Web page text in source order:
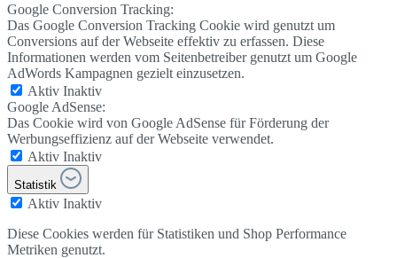
Google Conversion Tracking:
Das Google Conversion Tracking Cookie wird genutzt um
Conversions auf der Webseite effektiv zu erfassen. Diese
Informationen werden vom Seitenbetreiber genutzt um Google
AdWords Kampagnen gezielt einzusetzen.
Aktiv Inaktiv
Google AdSense:
Das Cookie wird von Google AdSense für Förderung der
Werbungseffizienz auf der Webseite verwendet.
Aktiv Inaktiv
Statistik
Aktiv Inaktiv
Diese Cookies werden für Statistiken und Shop Performance
Metriken genutzt.